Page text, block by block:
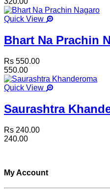
Quick View
Bhart Na Prachin
Rs 550.00
550.00
Quick View
Saurashtra
Rs 240.00
240.00
My Account